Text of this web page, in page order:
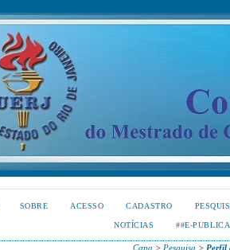
SOBRE ACESSO CADASTRO
NOTÍCIAS ##E-
Capa > Pesquisa > Perfil